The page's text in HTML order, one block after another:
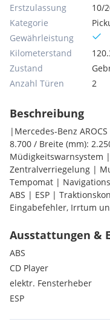
Erstzulassung
10/
Kategorie
Gewährleistung
Kilometerstand
Zustand
Anzahl Türen
2
Beschreibung
|Mercedes-Benz
8.700 / Breite (mm):
Müdigkeitswarnsystem
Zentralverriegelung |
Tempomat |
ABS | ESP |
Eingabefehler, Irrtum
Ausstattungen &
ABS
CD Player
elektr. Fensterheber
ESP